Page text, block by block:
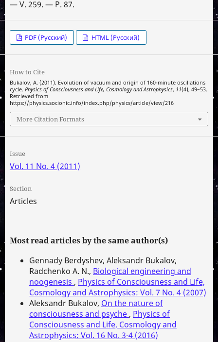
— V. 259. — P. 87.
PDF (Русский) HTML (Русский)
How to Cite
Bukalov, A. (2011). Evolution of vacuum and origin of 160-minute oscillations
cycle. Physics of Consciousness and Life, Cosmology and Astrophysics, 11(4), 49–53.
Retrieved from
https://physics.socionic.info/index.php/physics/article/view/216
More Citation Formats
Issue
Vol. 11 No. 4 (2011)
Section
Articles
Most read articles by the same author(s)
Gennady Berdyshev, Aleksandr Bukalov,
Radchenko A. N., Biological engineering and
noogenesis , Physics of Consciousness and Life,
Cosmology and Astrophysics: Vol. 7 No. 4 (2007)
Aleksandr Bukalov, On the nature of
consciousness and psyche , Physics of
Consciousness and Life, Cosmology and
Astrophysics: Vol. 16 No. 3-4 (2016)